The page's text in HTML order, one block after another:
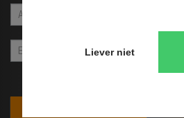
Liever niet
footer
een
mens
bent,
laat
veld
leeg:.